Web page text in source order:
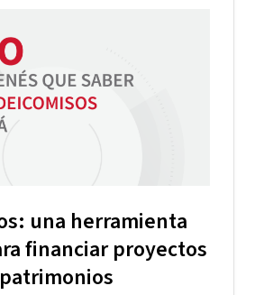
una herramienta
financiar proyectos